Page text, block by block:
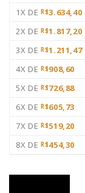
1X DE R$3.634,40
2X DE R$1.817,20
3X DE R$1.211,47
4X DE R$908,60
5X DE R$726,88
6X DE R$605,73
7X DE R$519,20
8X DE R$454,30